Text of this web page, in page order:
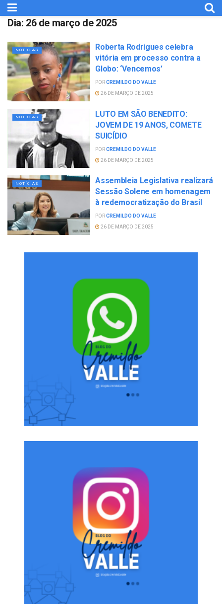
Dia: 26 de março de 2025
NOTÍCIAS
Roberta Rodrigues celebra
vitória em processo contra a
Globo: ‘Vencemos’
PORCREMILDO DO VALLE
26 DE MARÇO DE 2025
NOTÍCIAS
LUTO EM SÃO BENEDITO:
JOVEM DE 19 ANOS, COMETE
SUICÍDIO
PORCREMILDO DO VALLE
26 DE MARÇO DE 2025
NOTÍCIAS
Assembleia Legislativa realizará
Sessão Solene em homenagem
à redemocratização do Brasil
PORCREMILDO DO VALLE
26 DE MARÇO DE 2025